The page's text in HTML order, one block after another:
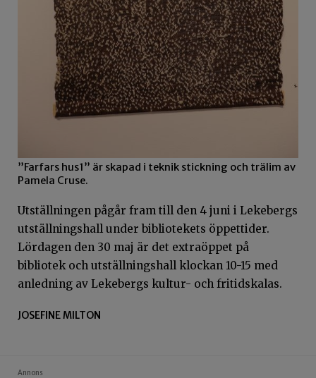
”Farfars hus1” är skapad i teknik stickning och trälim av
Pamela Cruse.
Utställningen pågår fram till den 4 juni i Lekebergs
utställningshall under bibliotekets öppettider.
Lördagen den 30 maj är det extraöppet på
bibliotek och utställningshall klockan 10-15 med
anledning av Lekebergs kultur- och fritidskalas.
JOSEFINE MILTON
Annons